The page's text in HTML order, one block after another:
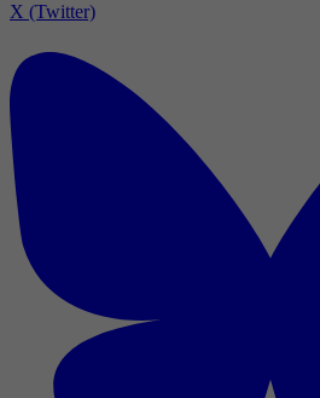
X (Twitter)